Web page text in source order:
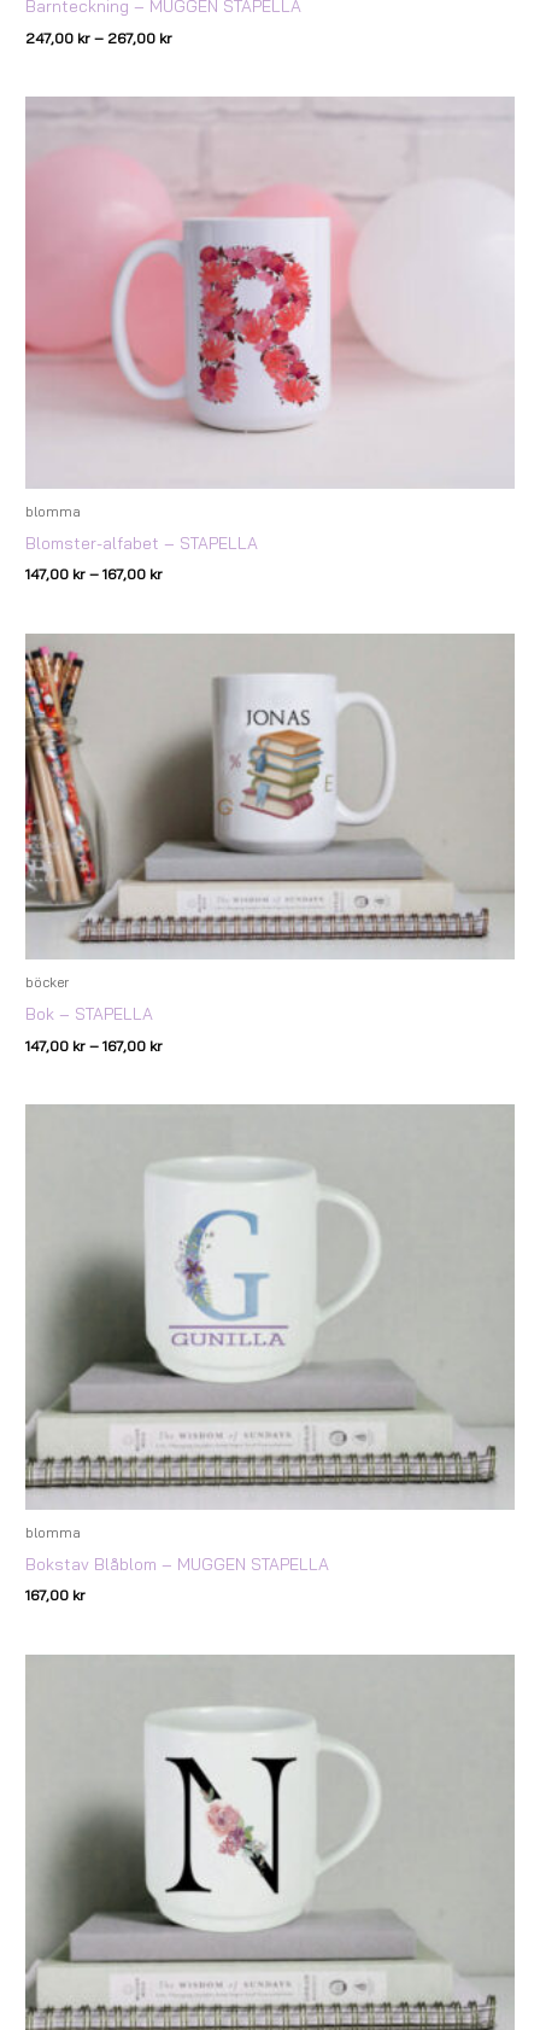
Barnteckning – MUGGEN STAPELLA
247,00 kr – 267,00 kr
blomma
Blomster-alfabet – STAPELLA
147,00 kr – 167,00 kr
böcker
Bok – STAPELLA
147,00 kr – 167,00 kr
blomma
Bokstav Blåblom – MUGGEN STAPELLA
167,00 kr